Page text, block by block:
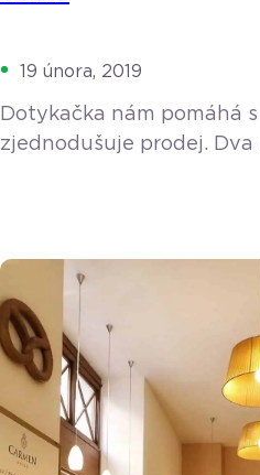
19 února, 2019
Dotykačka nám pomáhá
zjednodušuje prodej.
potenciál” jsou denně
zákazníkům udržovat
budovat svalovou
v kondici či zbavit se